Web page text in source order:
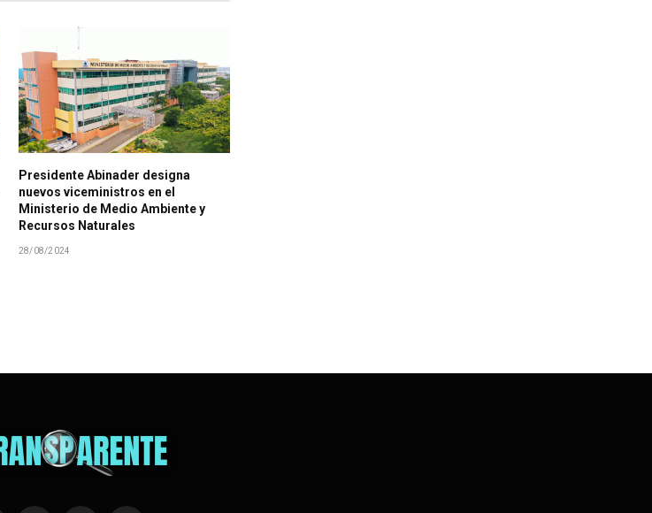
Presidente Abinader designa
nuevos viceministros en el
Ministerio de Medio Ambiente y
Recursos Naturales
28/08/2024